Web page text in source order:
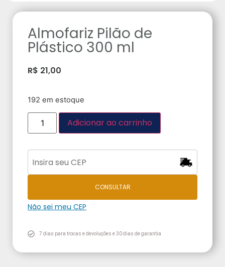
Almofariz Pilão de
Plástico 300 ml
R$ 21,00
192 em estoque
Adicionar ao carrinho
CONSULTAR
Não sei meu CEP
7 dias para trocas e devoluções e 30 dias de garantia